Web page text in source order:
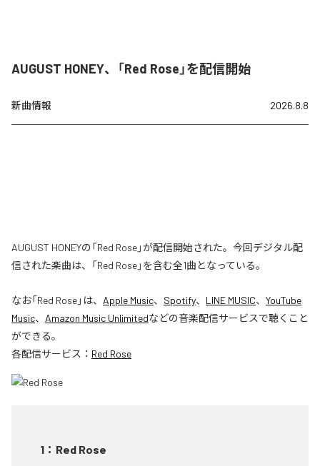
AUGUST HONEY、「Red Rose」を配信開始
新曲情報 2026.8.8
AUGUST HONEYの「Red Rose」が配信開始された。今回デジタル配
信された楽曲は、「Red Rose」を含む全1曲となっている。
なお「Red Rose」は、 Apple Music、 Spotify、 LINE MUSIC、 YouTube
Music、 Amazon Music Unlimitedなどの音楽配信サービスで聴くこと
ができる。
各配信サービス： Red Rose
1 ： Red Rose